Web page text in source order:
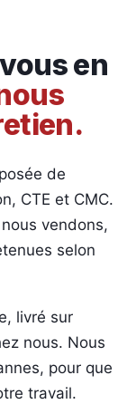
en
de
CTE et CMC.
vendons,
selon
livré sur
nous. Nous
pour que
travail.